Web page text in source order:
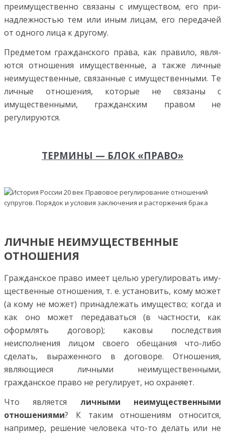
преимущественно связаны с имуществом, его при­
надлежностью тем или иным лицам, его передачей
от одно­го лица к другому.
Предметом гражданского права, как правило, явля­
ются отношения имущественные, а также личные
неиму­щественные, связанные с имущественными. Те
личные отношения, которые не связаны с
имущественными, граж­данским правом не
регулируются.
ТЕРМИНЫ — БЛОК «ПРАВО»
ЛИЧНЫЕ НЕИМУЩЕСТВЕННЫЕ
ОТНОШЕНИЯ
Гражданское право имеет целью урегулировать иму­
щественные отношения, т. е. установить, кому может
(а кому не может) принадлежать имущество; когда и
как оно может передаваться (в частности, как
оформлять договор); каковы последствия
неисполнения лицом своего обещания что-либо
сделать, выраженного в договоре. Отношения,
являющиеся личными неимущественны­ми,
гражданское право не регулирует, но охраняет.
Что является личными неимущественными
отношениями? К таким отношениям относится,
например, решение чело­века что-то делать или не